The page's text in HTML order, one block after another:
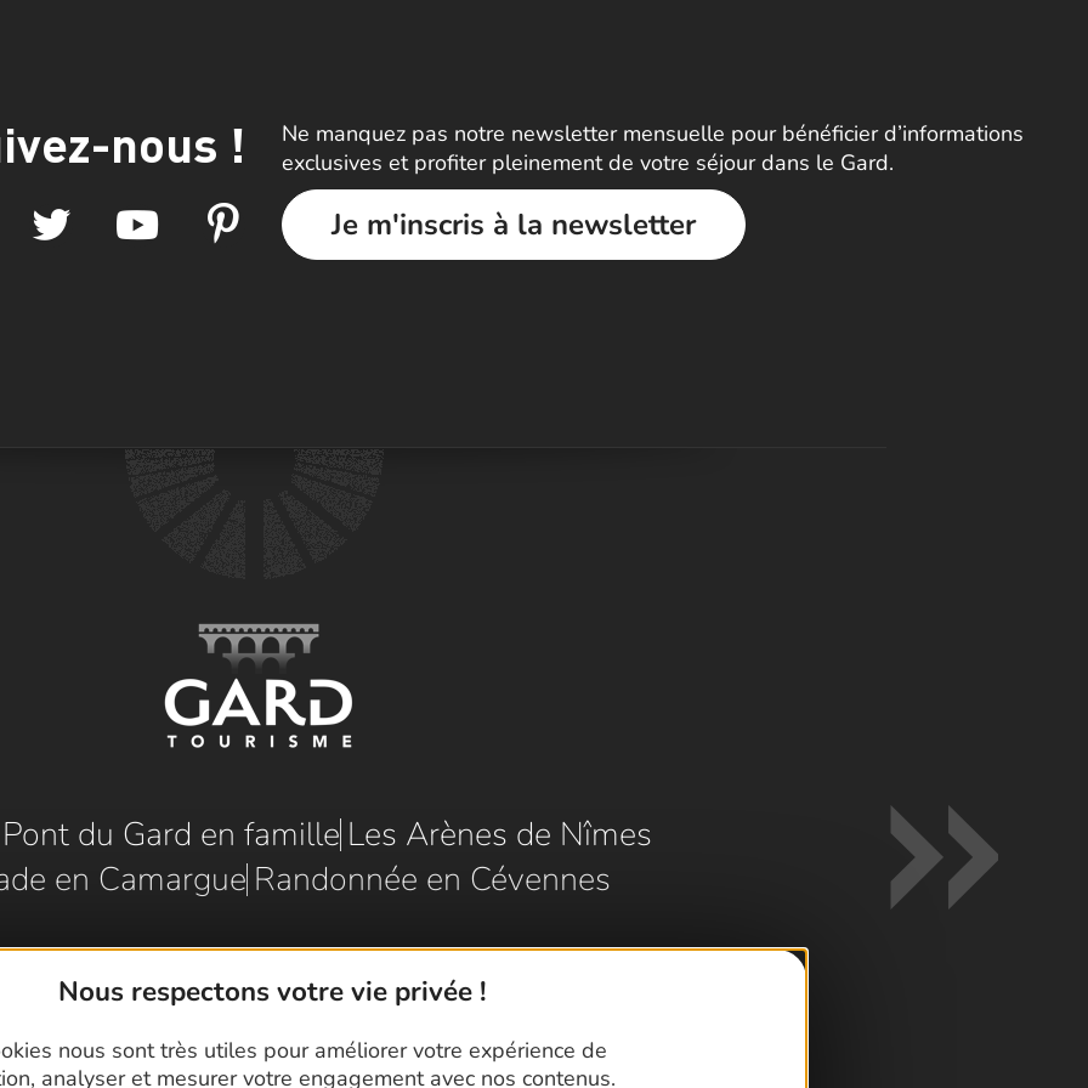
Nous respectons votre vie privée !
nous sont très utiles pour améliorer votre expérience de
analyser et mesurer votre engagement avec nos contenus.
nous !
Ne manquez pas notre newsletter mensuelle pour bénéficier d’informations
exclusives et profiter pleinement de votre séjour dans le Gard.
Je m'inscris à la newsletter
du Gard en famille Les Arènes de Nîmes
en Camargue Randonnée en Cévennes